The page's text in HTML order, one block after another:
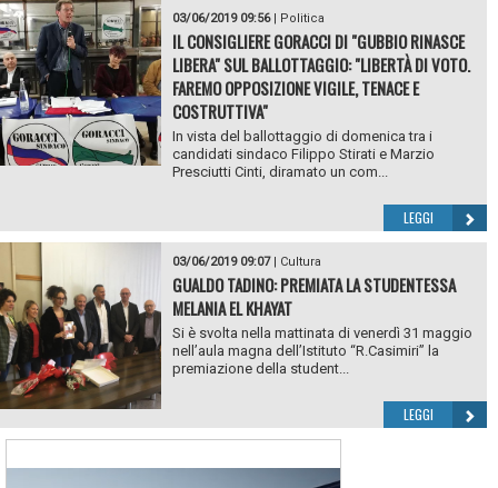
03/06/2019 09:56| Politica
IL CONSIGLIERE GORACCI DI "GUBBIO RINASCE
LIBERA" SUL BALLOTTAGGIO: "LIBERTÀ DI VOTO.
FAREMO OPPOSIZIONE VIGILE, TENACE E
COSTRUTTIVA"
In vista del ballottaggio di domenica tra i
candidati sindaco Filippo Stirati e Marzio
Presciutti Cinti, diramato un com...
LEGGI
03/06/2019 09:07| Cultura
GUALDO TADINO: PREMIATA LA STUDENTESSA
MELANIA EL KHAYAT
Si è svolta nella mattinata di venerdì 31 maggio
nell’aula magna dell’Istituto “R.Casimiri” la
premiazione della student...
LEGGI